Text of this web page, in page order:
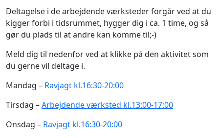
Deltagelse i de arbejdende værksteder forgår ved at du
kigger forbi i tidsrummet, hygger dig i ca. 1 time, og så
gør du plads til at andre kan komme til;-)
Meld dig til nedenfor ved at klikke på den aktivitet som
du gerne vil deltage i.
Mandag – Ravjagt kl.16:30-20:00
Tirsdag –Arbejdende værksted kl.13:00-17:00
Onsdag – Ravjagt kl.16:30-20:00